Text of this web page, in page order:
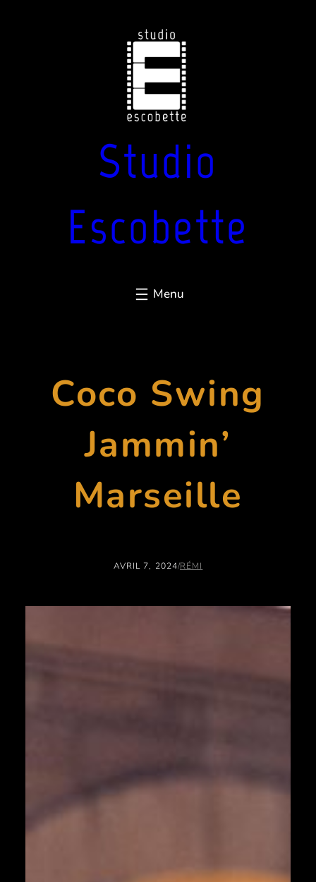
Studio
Escobette
Coco Swing
Jammin’
Marseille
AVRIL 7, 2024/RÉMI